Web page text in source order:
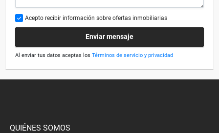
Acepto recibir información sobre ofertas inmobiliarias
Enviar mensaje
Al enviar tus datos aceptas los Términos de servicio y privacidad
QUIÉNES SOMOS